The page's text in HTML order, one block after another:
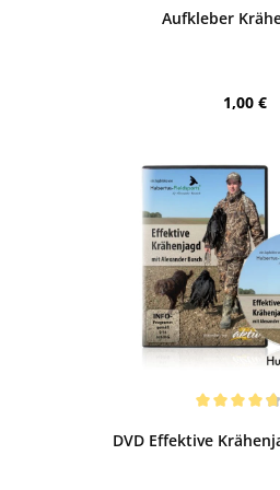
Aufkleber
1,00 €
DVD Effektive